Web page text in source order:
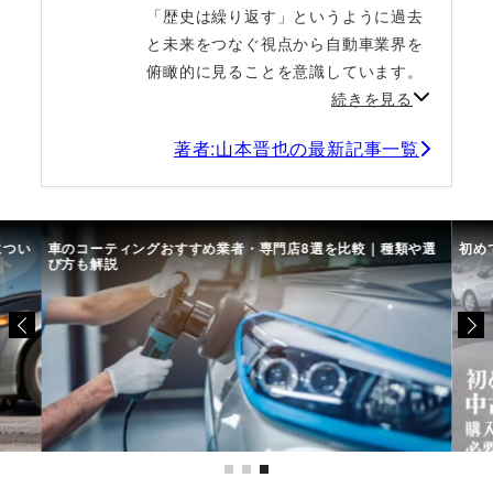
「歴史は繰り返す」というように過去
と未来をつなぐ視点から自動車業界を
俯瞰的に見ることを意識しています。
続きを見る
著者:山本晋也の最新記事一覧
い 車のコーティングおすすめ業者・専門店8選を比較｜種類や選
び方も解説
初め